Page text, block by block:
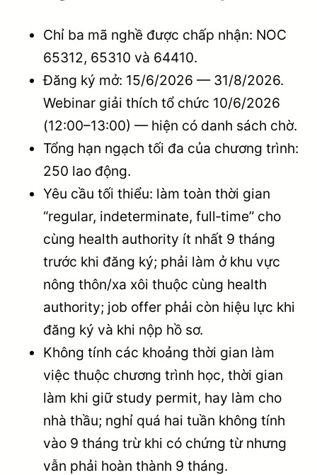
Chỉ ba mã nghề được chấp nhận: NOC
65312, 65310 và 64410.
Đăng ký mở: 15/6/2026 — 31/8/2026.
Webinar giải thích tổ chức 10/6/2026
(12:00–13:00) — hiện có danh sách chờ.
Tổng hạn ngạch tối đa của chương trình:
250 lao động.
Yêu cầu tối thiểu: làm toàn thời gian
“regular, indeterminate, full‑time” cho
cùng health authority ít nhất 9 tháng
trước khi đăng ký; phải làm ở khu vực
nông thôn/xa xôi thuộc cùng health
authority; job offer phải còn hiệu lực khi
đăng ký và khi nộp hồ sơ.
Không tính các khoảng thời gian làm
việc thuộc chương trình học, thời gian
làm khi giữ study permit, hay làm cho
nhà thầu; nghỉ quá hai tuần không tính
vào 9 tháng trừ khi có chứng từ nhưng
vẫn phải hoàn thành 9 tháng.